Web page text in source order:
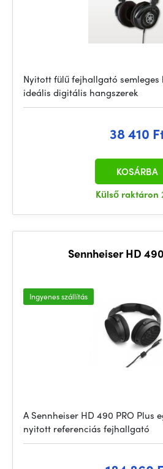
Nyitott fülű fejhallgató
ideális digitális hangszerek
38 410
Külső raktáron
KOSÁRBA
Sennheiser HD
Ingyenes szállítás
A Sennheiser HD 490 PRO Plus
nyitott referenciás fejhallgató